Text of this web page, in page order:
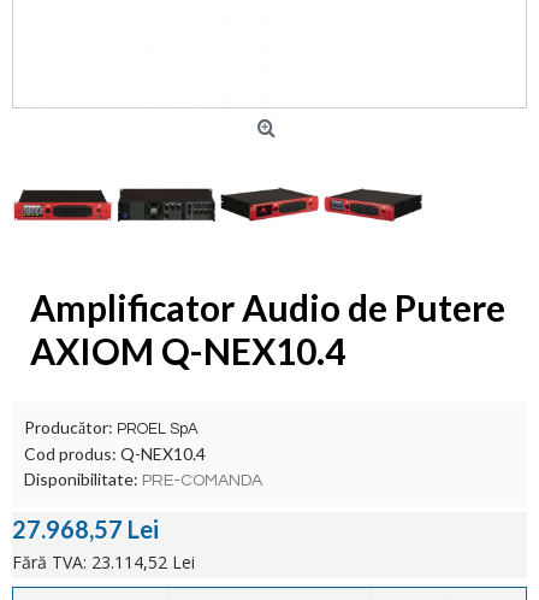
Amplificator Audio de Putere
AXIOM Q-NEX10.4
Producător: PROEL SpA
Cod produs: Q-NEX10.4
Disponibilitate: PRE-COMANDA
27.968,57 Lei
Fără TVA: 23.114,52 Lei